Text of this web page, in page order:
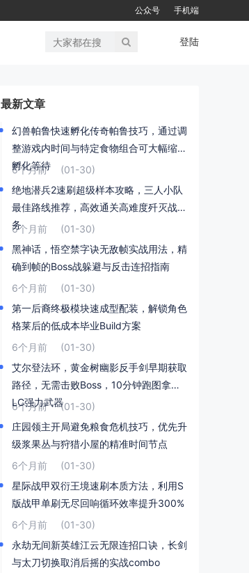
公众号 手机端
登陆
最新文章
幻兽帕鲁快速孵化传奇帕鲁技巧，通过调
整游戏内时间与特定食物组合可大幅缩短
孵化等待
6个月前
(01-30)
绝地潜兵2速刷超级样本攻略，三人小队
最佳路线推荐，高效通关高难度歼灭战任
务
6个月前
(01-30)
黑神话，悟空禁字诀无敌帧实战用法，精
确到帧的Boss战躲避与反击连招指南
6个月前
(01-30)
第一后裔终极模块速成型配装，解锁角色
格莱后的低成本毕业Build方案
6个月前
(01-30)
艾尔登法环，黄金树幽影反手剑早期获取
路径，无需击败Boss，10分钟跑图拿到D
LC强力武器
6个月前
(01-30)
庄园领主开局避免粮食危机技巧，优先升
级浆果丛与狩猎小屋的精准时间节点
6个月前
(01-30)
星际战甲双衍王境速刷本质方法，利用S
版战甲单刷无尽回响循环效率提升300%
6个月前
(01-30)
永劫无间新英雄江云无限连招口诀，长剑
与太刀切换取消后摇的实战combo